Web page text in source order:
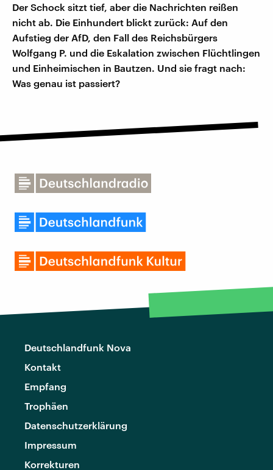
Der Schock sitzt tief, aber die Nachrichten reißen
nicht ab. Die Einhundert blickt zurück: Auf den
Aufstieg der AfD, den Fall des Reichsbürgers
Wolfgang P. und die Eskalation zwischen Flüchtlingen
und Einheimischen in Bautzen. Und sie fragt nach:
Was genau ist passiert?
Deutschlandfunk Nova
Kontakt
Empfang
Trophäen
Datenschutzerklärung
Impressum
Korrekturen